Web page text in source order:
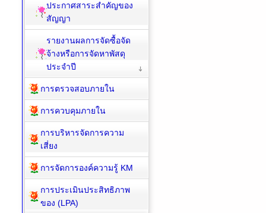
ประกาศสาระสำคัญของ
สัญญา
รายงานผลการจัดซื้อจัด
จ้างหรือการจัดหาพัสดุ
ประจำปี
การตรวจสอบภายใน
การควบคุมภายใน
การบริหารจัดการความ
เสี่ยง
การจัดการองค์ความรู้ KM
การประเมินประสิทธิภาพ
ของ (LPA)